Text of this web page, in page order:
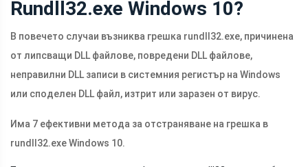
Rundll32.exe Windows 10?
В повечето случаи възниква грешка rundll32.exe, причинена
от липсващи DLL файлове, повредени DLL файлове,
неправилни DLL записи в системния регистър на Windows
или споделен DLL файл, изтрит или заразен от вирус.
Има 7 ефективни метода за отстраняване на грешка в
rundll32.exe Windows 10.